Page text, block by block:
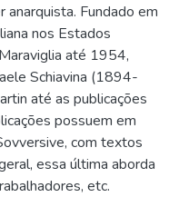
Fundado em
nos Estados
até 1954,
Schiavina (1894-
até as publicações
possuem em
com textos
essa última aborda
etc.